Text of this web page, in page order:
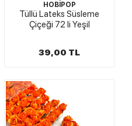
HOBİPOP
Tüllü Lateks Süsleme
Çiçeği 72 li Yeşil
39,00 TL